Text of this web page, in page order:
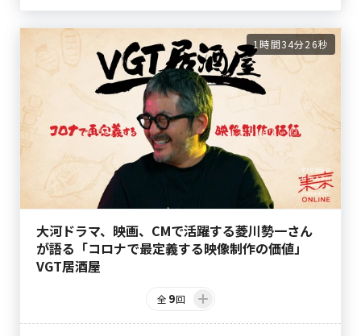
1時間34分26秒
大河ドラマ、映画、CMで活躍する菱川勢一さん
が語る「コロナで最定義する映像制作の価値」
VGT居酒屋
全 9回